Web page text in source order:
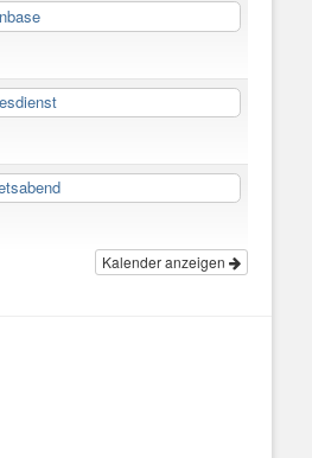
Kalender anzeigen